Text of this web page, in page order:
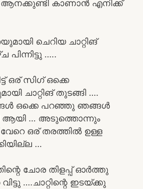
ആനക്കുണ്ടി കാണാൻ എനിക്ക്
ചെറിയ ചാറ്റിങ്‌
പിന്നിട്ടു …..
ഒര് സിഗ് ഒക്കെ
ചാറ്റിങ് തുടങ്ങി ….
ഒക്കെ പറഞ്ഞു ഞങ്ങൾ
ആയി … അടുത്തൊന്നും
ഒര് തരത്തിൽ ഉള്ള
…
ചോര തിളപ്പ് ഓർത്തു
….ചാറ്റിന്റെ ഇടയ്ക്കു